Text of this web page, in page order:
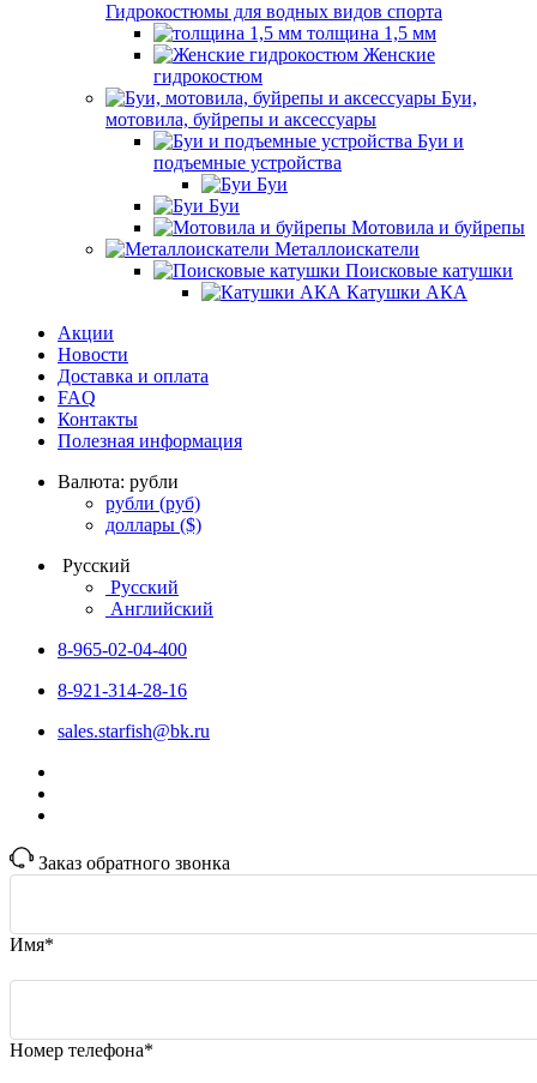
Гидрокостюмы для водных видов спорта
толщина 1,5 мм
Женские
гидрокостюм
Буи,
мотовила, буйрепы и аксессуары
Буи и
подъемные устройства
Буи
Буи
Мотовила и буйрепы
Металлоискатели
Поисковые катушки
Катушки АКА
Акции
Новости
Доставка и оплата
FAQ
Контакты
Полезная информация
Валюта: рубли
рубли (руб)
доллары ($)
Русский
Русский
Английский
8-965-02-04-400
8-921-314-28-16
sales.starfish@bk.ru
Заказ обратного звонка
Имя*
Номер телефона*